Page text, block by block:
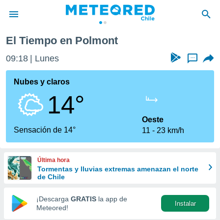
de
por
que se
calidad.
a este
las
y
forma
digital
basada
El Tiempo en Polmont
09:18 Lunes ...
Nubes y claros
14°
Sensación de 14°
Oeste
11
23 km/h
Última hora
Tormentas y lluvias extremas amenazan el norte
de Chile
¡Descarga GRATIS la app de
Meteored!
Instalar